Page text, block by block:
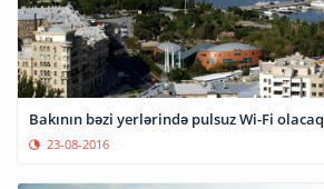
Bakının bəzi yerlərində pulsuz Wi-Fi olacaq
23-08-2016